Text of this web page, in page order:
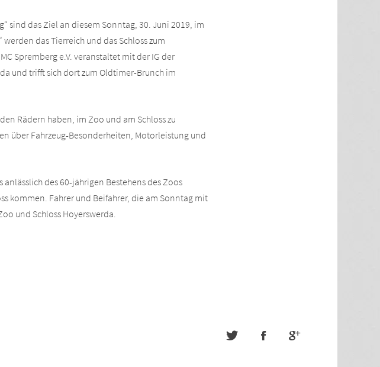
sind das Ziel an diesem Sonntag, 30. Juni 2019, im
das Tierreich und das Schloss zum
Spremberg e.V. veranstaltet mit der IG der
und trifft sich dort zum Oldtimer-Brunch im
Rädern haben, im Zoo und am Schloss zu
über Fahrzeug-Besonderheiten, Motorleistung und
des 60-jährigen Bestehens des Zoos
kommen. Fahrer und Beifahrer, die am Sonntag mit
und Schloss Hoyerswerda.